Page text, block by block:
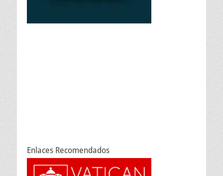
Enlaces Recomendados